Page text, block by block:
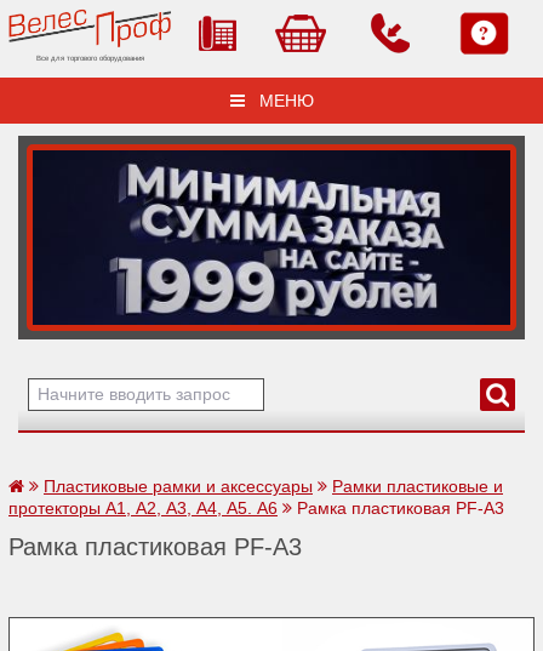
Все для торгового оборудования
МЕНЮ
Пластиковые рамки и аксессуары
Рамки пластиковые и
протекторы А1, А2, А3, А4, А5. А6
Рамка пластиковая PF-А3
Рамка пластиковая PF-А3